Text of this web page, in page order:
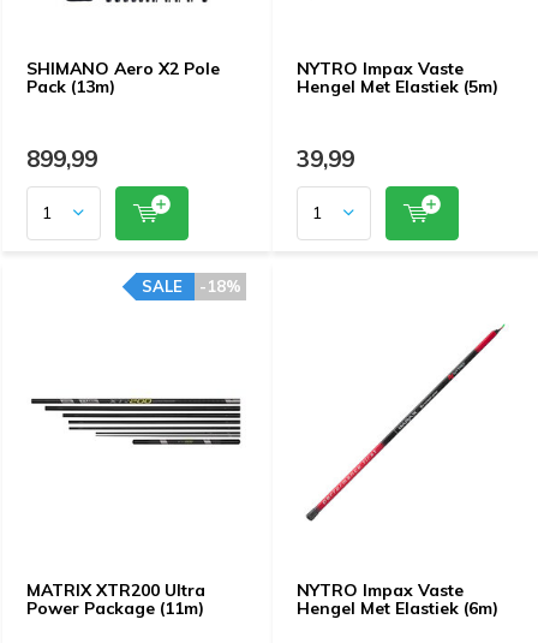
SHIMANO Aero X2 Pole
Pack (13m)
899,99
NYTRO Impax Vaste
Hengel Met Elastiek (5m)
39,99
MATRIX XTR200 Ultra
Power Package (11m)
-18%
SALE
NYTRO Impax Vaste
Hengel Met Elastiek (6m)